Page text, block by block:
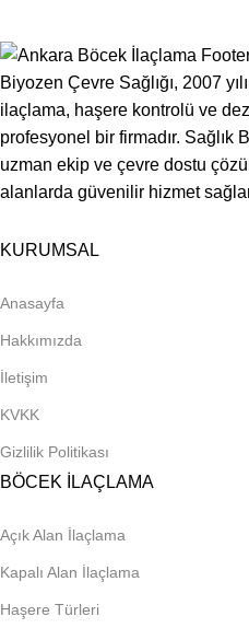
Biyozen Çevre Sağlığı, 2007
ilaçlama, haşere kontrolü ve
profesyonel bir firmadır. Sağlık
uzman ekip ve çevre dostu
alanlarda güvenilir hizmet
KURUMSAL
Anasayfa
Hakkımızda
İletişim
KVKK
Gizlilik Politikası
BÖCEK İLAÇLAMA
Açık Alan İlaçlama
Kapalı Alan İlaçlama
Haşere Türleri